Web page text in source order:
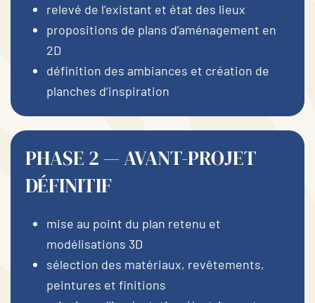
relevé de l’existant et état des lieux
propositions de plans d’aménagement en
2D
définition des ambiances et création de
planches d’inspiration
PHASE 2 — AVANT-PROJET
DÉFINITIF
mise au point du plan retenu et
modélisations 3D
sélection des matériaux, revêtements,
peintures et finitions